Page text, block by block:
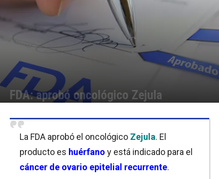
FDA: aprobó oncológico Zejula
La FDA aprobó el oncológico Zejula. El
producto es huérfano y está indicado para el
cáncer de ovario epitelial recurrente.